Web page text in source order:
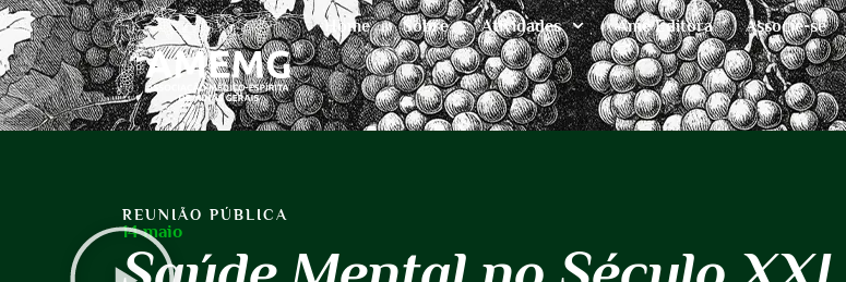
Home Sobre Atividades Ame Editora Associe-se
REUNIÃO PÚBLICA
14 maio